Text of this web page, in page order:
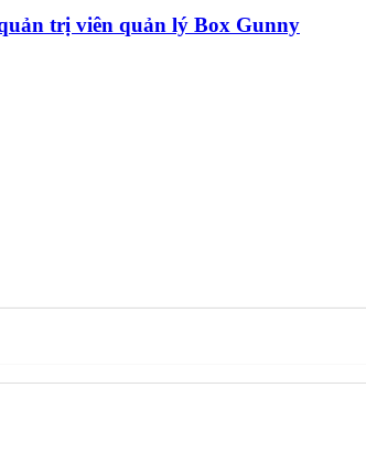
trị viên quản lý Box Gunny